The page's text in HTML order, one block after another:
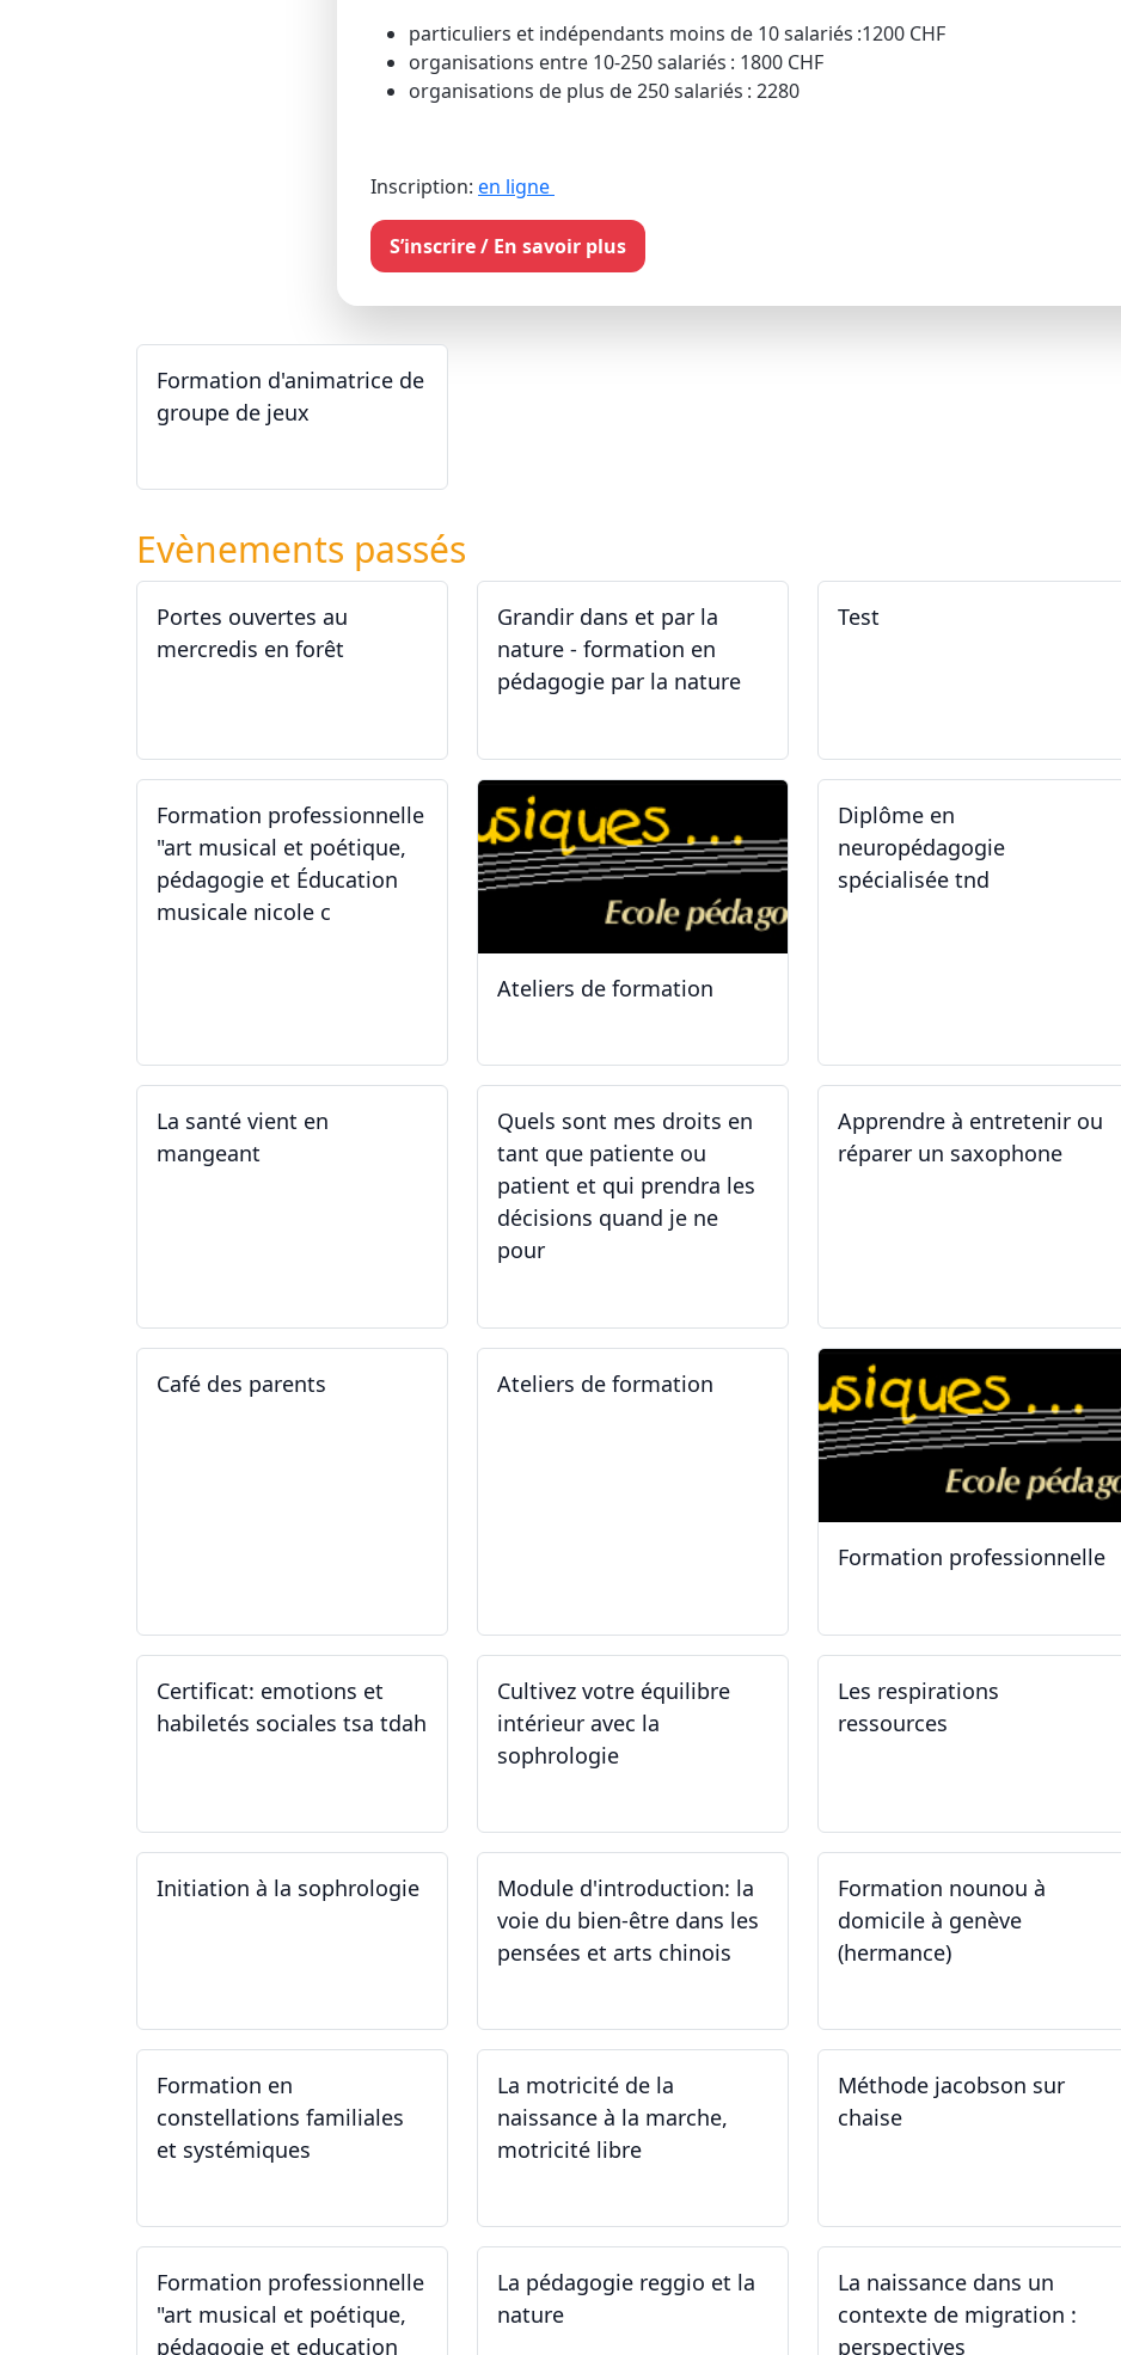
particuliers et indépendants moins de 10 salariés :1200 CHF
organisations entre 10-250 salariés : 1800 CHF
organisations de plus de 250 salariés : 2280
Inscription: en ligne
S’inscrire / En savoir plus
Formation d'animatrice de
groupe de jeux
Evènements passés
Portes ouvertes au
mercredis en forêt
Grandir dans et par la
nature - formation en
pédagogie par la nature
Test
Formation professionnelle
"art musical et poétique,
pédagogie et Éducation
musicale nicole c
Ateliers de formation
Diplôme en
neuropédagogie
spécialisée tnd
La santé vient en
mangeant
Quels sont mes droits en
tant que patiente ou
patient et qui prendra les
décisions quand je ne
pour
Apprendre à entretenir ou
réparer un saxophone
Café des parents Ateliers de formation
Formation professionnelle
Certificat: emotions et
habiletés sociales tsa tdah
Cultivez votre équilibre
intérieur avec la
sophrologie
Les respirations
ressources
Initiation à la sophrologie
Module d'introduction: la
voie du bien-être dans les
pensées et arts chinois
Formation nounou à
domicile à genève
(hermance)
Formation en
constellations familiales
et systémiques
La motricité de la
naissance à la marche,
motricité libre
Méthode jacobson sur
chaise
Formation professionnelle
"art musical et poétique,
pédagogie et education
La pédagogie reggio et la
nature
La naissance dans un
contexte de migration :
perspectives